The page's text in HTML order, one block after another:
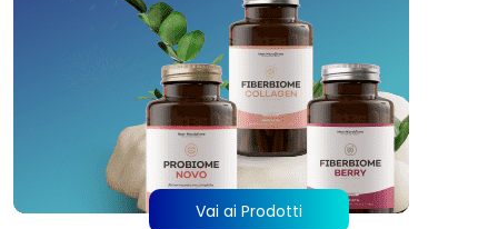
Vai ai Prodotti